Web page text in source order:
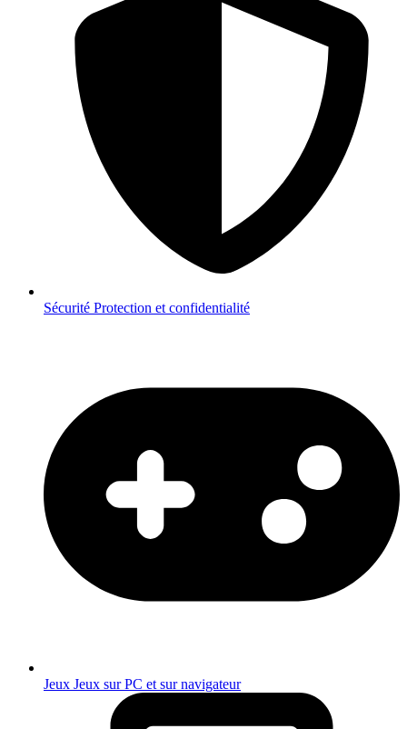
Sécurité Protection et confidentialité
Jeux Jeux sur PC et sur navigateur